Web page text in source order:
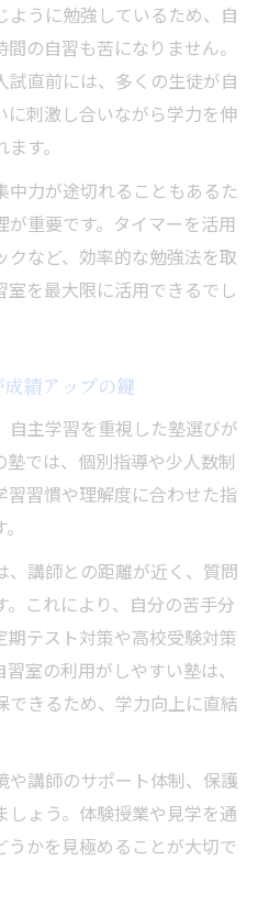
学習の弱点を補う理由
い時は塾の自習室へ
習効率を上げるコツ
く自習室の魅力
の自習室の使い方ガイド
学習のコツを身につける
の自習室の活用法
はやる気アップに直結
継続的学習を実現する
ベーションを高める方法
学習環境の工夫とは
自習室の活用法
した学習効率アップ術
学習時間の使い方
得られる効率的勉強法
限に活かすコツ
ように勉強しているため、自
の自習も苦になりません。
直前には、多くの生徒が自
に刺激し合いながら学力を伸
す。
中力が途切れることもあるた
重要です。タイマーを活用
クなど、効率的な勉強法を取
室を最大限に活用できるでし
績アップの鍵
自主学習を重視した塾選びが
では、個別指導や少人数制
習慣や理解度に合わせた指
講師との距離が近く、質問
。これにより、自分の苦手分
テスト対策や高校受験対策
室の利用がしやすい塾は、
できるため、学力向上に直結
や講師のサポート体制、保護
ょう。体験授業や見学を通
うかを見極めることが大切で